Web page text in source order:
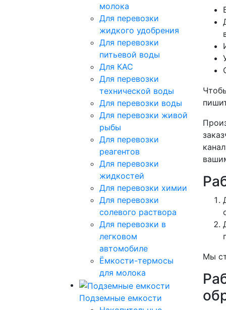
молока
Для перевозки
жидкого удобрения
Для перевозки
питьевой воды
Для КАС
Для перевозки
технической воды
Для перевозки воды
Для перевозки живой
рыбы
Для перевозки
реагентов
Для перевозки
жидкостей
Для перевозки химии
Для перевозки
солевого раствора
Для перевозки в
легковом
автомобиле
Ёмкости-термосы
для молока
Подземные емкости
Мы